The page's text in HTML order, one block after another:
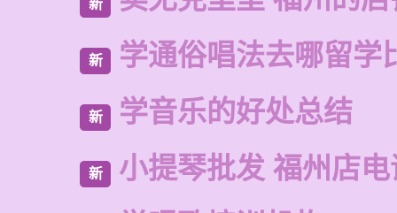
新
新 学通俗唱法去哪留学
新 学音乐的好处总结
新 小提琴批发 福州店